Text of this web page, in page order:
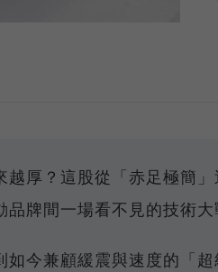
厚？這股從「赤足極簡
牌間一場看不見的技術大
今兼顧緩震與速度的「